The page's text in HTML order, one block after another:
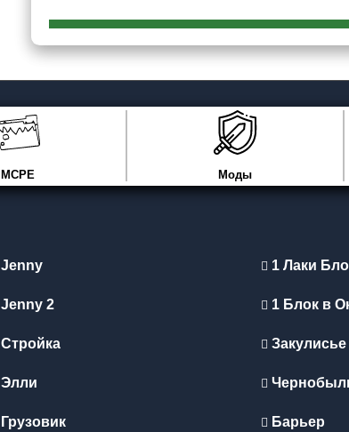
MCPE Моды
Jenny
Jenny 2
Стройка
Элли
Грузовик
1 Лаки
1 Блок в
Закулисье
Барьер